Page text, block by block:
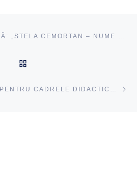
EXPOZIȚIE VIRTUALĂ: „STELA CEMORTAN – NUME NOTORIU PENTRU ISTORIA ÎNVĂȚĂMÂNTULUI PREȘCOLAR”